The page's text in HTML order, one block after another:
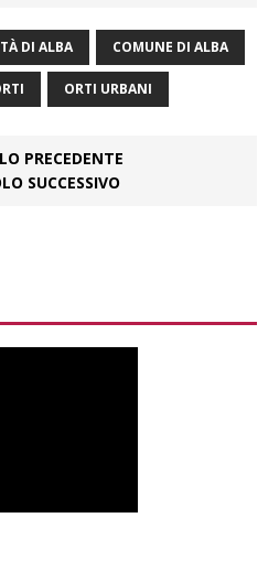
DI ALBA COMUNE DI ALBA
ORTI URBANI
PRECEDENTE
SUCCESSIVO